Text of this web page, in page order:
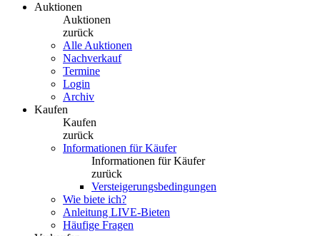
Auktionen
Auktionen
zurück
Alle Auktionen
Nachverkauf
Termine
Login
Archiv
Kaufen
Kaufen
zurück
Informationen für Käufer
Informationen für Käufer
zurück
Versteigerungsbedingungen
Wie biete ich?
Anleitung LIVE-Bieten
Häufige Fragen